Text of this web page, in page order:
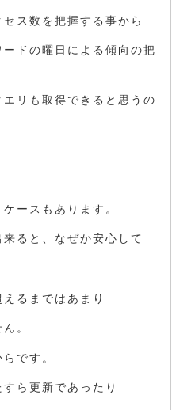
ス数を把握する事から
ドの曜日による傾向の把
リも取得できると思うの
ースもあります。
ると、なぜか安心して
るまではあまり
。
です。
ら更新であったり